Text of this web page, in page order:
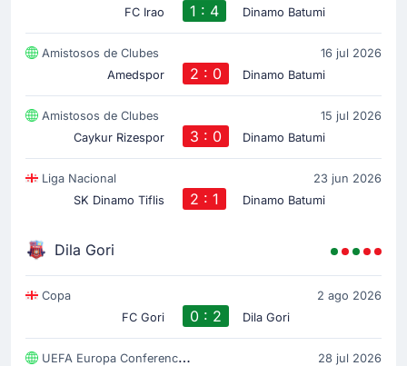
FC Irao
1 : 4 Dinamo Batumi
Amistosos de Clubes
16 jul 2026
Amedspor
2 : 0 Dinamo Batumi
Amistosos de Clubes
15 jul 2026
Caykur Rizespor
3 : 0 Dinamo Batumi
Liga Nacional
23 jun 2026
SK Dinamo Tiflis
2 : 1 Dinamo Batumi
Dila Gori
Copa
2 ago 2026
FC Gori
0 : 2 Dila Gori
UEFA Europa Conference League
28 jul 2026